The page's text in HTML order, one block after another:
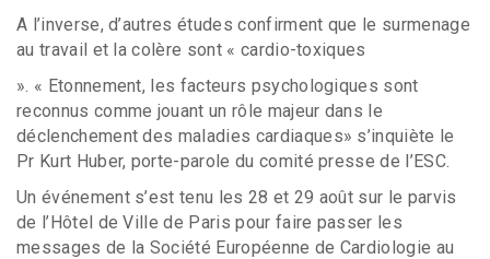
A l’inverse, d’autres études confirment que le surmenage
au travail et la colère sont « cardio-toxiques
». « Etonnement, les facteurs psychologiques sont
reconnus comme jouant un rôle majeur dans le
déclenchement des maladies cardiaques» s’inquiète le
Pr Kurt Huber, porte-parole du comité presse de l’ESC.
Un événement s’est tenu les 28 et 29 août sur le parvis
de l’Hôtel de Ville de Paris pour faire passer les
messages de la Société Européenne de Cardiologie au